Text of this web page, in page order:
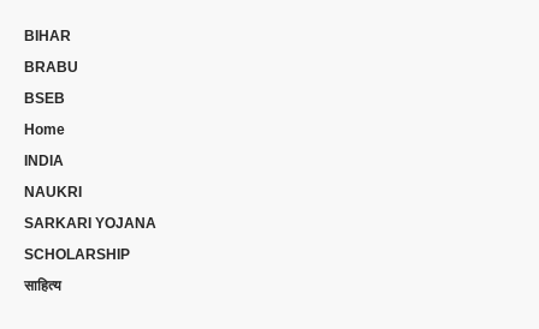
BIHAR
BRABU
BSEB
Home
INDIA
NAUKRI
SARKARI YOJANA
SCHOLARSHIP
साहित्य